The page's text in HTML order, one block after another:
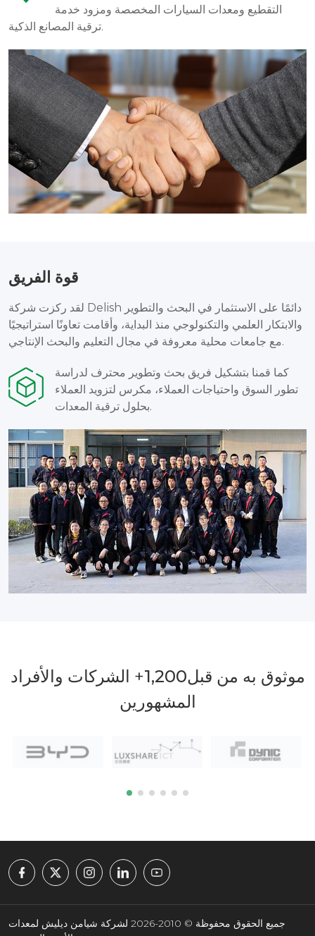
التقطيع ومعدات السيارات المخصصة ومزود خدمة
ترقية المصانع الذكية.
قوة الفريق
لقد ركزت شركة Delish دائمًا على الاستثمار في البحث والتطوير
والابتكار العلمي والتكنولوجي منذ البداية، وأقامت تعاونًا استراتيجيًا
مع جامعات محلية معروفة في مجال التعليم والبحث الإنتاجي.
كما قمنا بتشكيل فريق بحث وتطوير محترف لدراسة
تطور السوق واحتياجات العملاء، مكرس لتزويد العملاء
بحلول ترقية المعدات.
موثوق به من قبل1,200+ الشركات والأفراد
المشهورين
جميع الحقوق محفوظة © 2010-2026 لشركة شيامن ديليش لمعدات